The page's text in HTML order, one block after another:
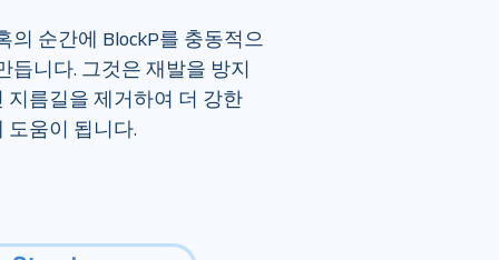
의 순간에 BlockP를 충동적으
듭니다. 그것은 재발을 방지
지름길을 제거하여 더 강한
도움이 됩니다.